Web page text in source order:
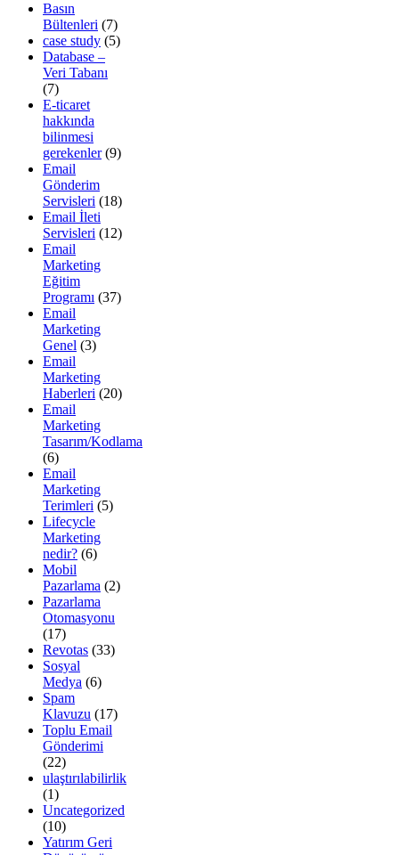
Basın
Bültenleri (7)
case study (5)
Database –
Veri Tabanı
(7)
E-ticaret
hakkında
bilinmesi
gerekenler(9)
Email
Gönderim
Servisleri (18)
Email İleti
Servisleri (12)
Email
Marketing
Eğitim
Programı (37)
Email
Marketing
Genel (3)
Email
Marketing
Haberleri (20)
Email
Marketing
Tasarım/Kodlama
(6)
Email
Marketing
Terimleri (5)
Lifecycle
Marketing
nedir? (6)
Mobil
Pazarlama (2)
Pazarlama
Otomasyonu
(17)
Revotas (33)
Sosyal
Medya (6)
Spam
Klavuzu (17)
Toplu Email
Gönderimi
(22)
ulaştırılabilirlik
(1)
Uncategorized
(10)
Yatırım Geri